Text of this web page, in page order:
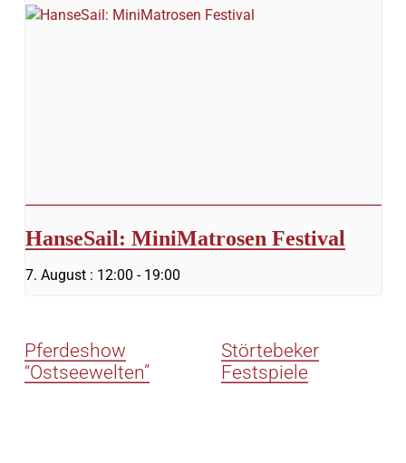
HanseSail: MiniMatrosen Festival
7. August : 12:00 - 19:00
Pferdeshow
“Ostseewelten”
Störtebeker
Festspiele